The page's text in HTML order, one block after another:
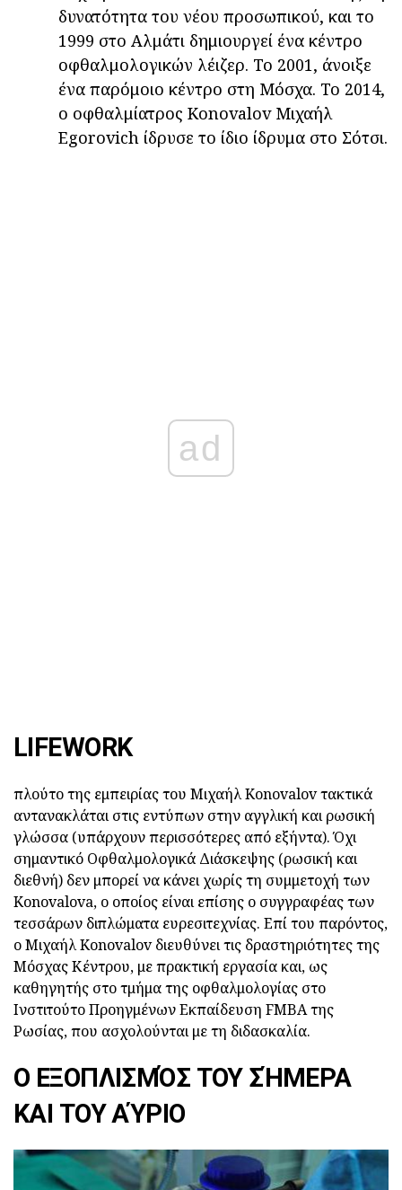
δυνατότητα του νέου προσωπικού, και το
1999 στο Αλμάτι δημιουργεί ένα κέντρο
οφθαλμολογικών λέιζερ. Το 2001, άνοιξε
ένα παρόμοιο κέντρο στη Μόσχα. Το 2014,
ο οφθαλμίατρος Konovalov Μιχαήλ
Egorovich ίδρυσε το ίδιο ίδρυμα στο Σότσι.
ad
LIFEWORK
πλούτο της εμπειρίας του Μιχαήλ Konovalov τακτικά
αντανακλάται στις εντύπων στην αγγλική και ρωσική
γλώσσα (υπάρχουν περισσότερες από εξήντα). Όχι
σημαντικό Οφθαλμολογικά Διάσκεψης (ρωσική και
διεθνή) δεν μπορεί να κάνει χωρίς τη συμμετοχή των
Konovalova, ο οποίος είναι επίσης ο συγγραφέας των
τεσσάρων διπλώματα ευρεσιτεχνίας. Επί του παρόντος,
ο Μιχαήλ Konovalov διευθύνει τις δραστηριότητες της
Μόσχας Κέντρου, με πρακτική εργασία και, ως
καθηγητής στο τμήμα της οφθαλμολογίας στο
Ινστιτούτο Προηγμένων Εκπαίδευση FMBA της
Ρωσίας, που ασχολούνται με τη διδασκαλία.
Ο ΕΞΟΠΛΙΣΜΌΣ ΤΟΥ ΣΉΜΕΡΑ
ΚΑΙ ΤΟΥ ΑΎΡΙΟ